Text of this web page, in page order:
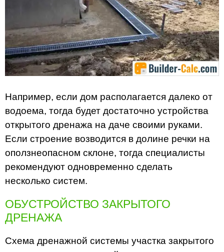
Например, если дом располагается далеко от
водоема, тогда будет достаточно устройства
открытого дренажа на даче своими руками.
Если строение возводится в долине речки на
оползнеопасном склоне, тогда специалисты
рекомендуют одновременно сделать
несколько систем.
ОБУСТРОЙСТВО ЗАКРЫТОГО
ДРЕНАЖА
Схема дренажной системы участка закрытого